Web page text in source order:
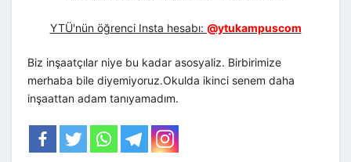
YTÜ'nün öğrenci Insta hesabı: @ytukampuscom
Biz inşaatçılar niye bu kadar asosyaliz. Birbirimize
merhaba bile diyemiyoruz.Okulda ikinci senem daha
inşaattan adam tanıyamadım.